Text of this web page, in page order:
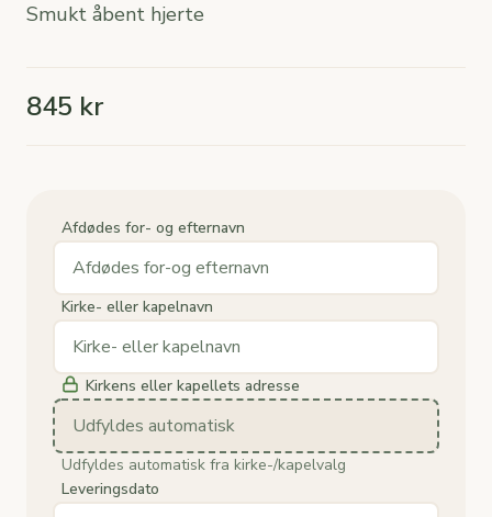
Smukt åbent hjerte
845 kr
Afdødes for- og efternavn
Kirke- eller kapelnavn
Kirkens eller kapellets adresse
Udfyldes automatisk
Udfyldes automatisk fra kirke-/kapelvalg
Leveringsdato